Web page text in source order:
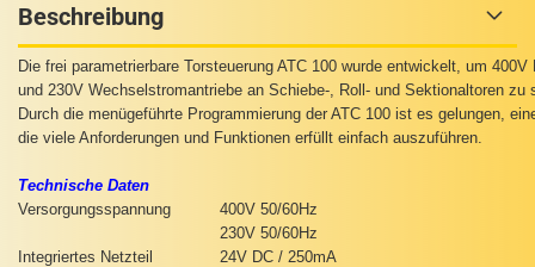
Beschreibung
Die frei parametrierbare Torsteuerung ATC 100 wurde entwickelt, um
und 230V Wechselstromantriebe an Schiebe-, Roll- und Sektionaltoren zu
Durch die menügeführte Programmierung der ATC 100 ist es gelungen,
die viele Anforderungen und Funktionen erfüllt einfach auszuführen.
Technische Daten
Versorgungsspannung
400V 50/60Hz
230V 50/60Hz
Integriertes Netzteil
24V DC / 250mA